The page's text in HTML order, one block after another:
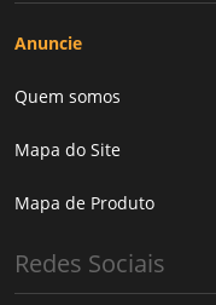
Anuncie
Quem somos
Mapa do Site
Mapa de Produto
Redes Sociais